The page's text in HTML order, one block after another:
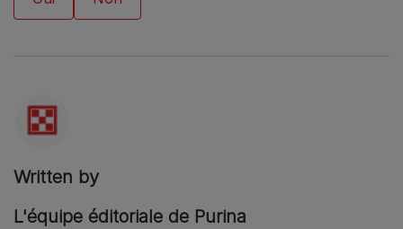
Written by
L'équipe éditoriale de Purina